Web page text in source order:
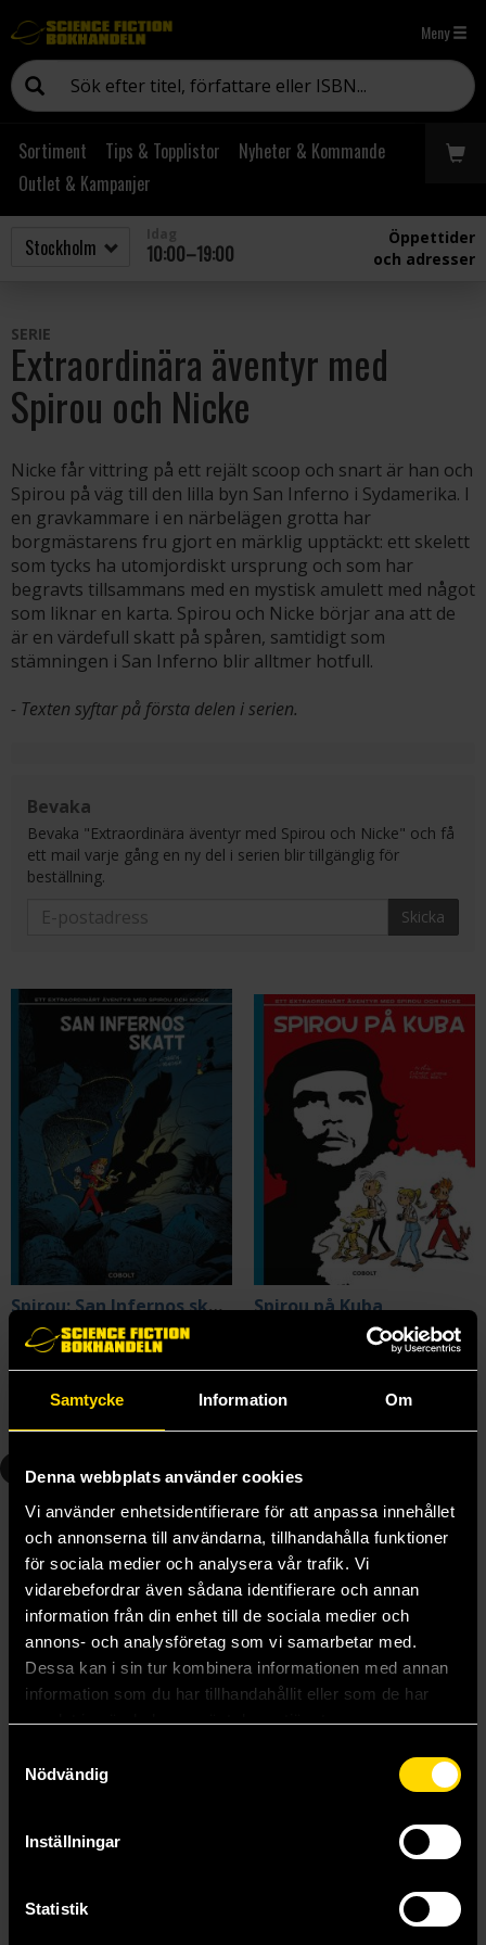
Samtycke Information Om
Denna webbplats använder cookies
Vi använder enhetsidentifierare för att anpassa innehållet
och annonserna till användarna, tillhandahålla funktioner
för sociala medier och analysera vår trafik. Vi
vidarebefordrar även sådana identifierare och annan
information från din enhet till de sociala medier och
annons- och analysföretag som vi samarbetar med.
Dessa kan i sin tur kombinera informationen med annan
information som du har tillhandahållit eller som de har
samlat in när du har använt deras tjänster.
Nödvändig
Inställningar
Statistik
Meny
Sortiment Tips & Topplistor
Nyheter & Kommande
Outlet & Kampanjer
10:00–19:00
Öppettider
och adresser
SERIE
Extraordinära äventyr med
Spirou och Nicke
Nicke får vittring på ett rejält scoop och snart är han och
Spirou på väg till den lilla byn San Inferno i Sydamerika. I
en gravkammare i en närbelägen grotta har
borgmästarens fru gjort en märklig upptäckt: ett skelett
som tycks ha utomjordiskt ursprung och som har
begravts tillsammans med en mystisk amulett med något
som liknar en karta. Spirou och Nicke börjar ana att de
är en värdefull skatt på spåren, samtidigt som
stämningen i San Inferno blir alltmer hotfull.
- Texten syftar på första delen i serien.
Bevaka
Bevaka "Extraordinära äventyr med Spirou och Nicke" och få
ett mail varje gång en ny del i serien blir tillgänglig för
beställning.
Skicka
Spirou: San Infernos skatt
Lewis Trondheim
299 kr
Beställ
Spirou på Kuba
Christian Durieux
Beställ
299 kr
Beställ